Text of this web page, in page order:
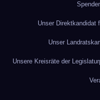
Unser Direktkandidat
Unser
Unsere Kreisräte der